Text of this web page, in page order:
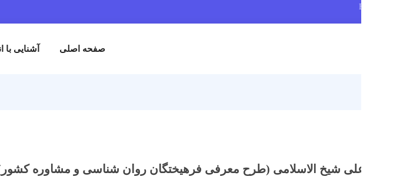
صفحه اصلی آشنایی با انجمن
شیخ الاسلامی (طرح معرفی فرهیختگان روان شناسی و مشاوره کشور)